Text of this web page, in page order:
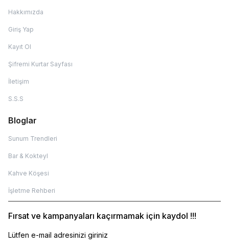
Hakkımızda
Giriş Yap
Kayıt Ol
Şifremi Kurtar Sayfası
İletişim
S.S.S
Bloglar
Sunum Trendleri
Bar & Kokteyl
Kahve Köşesi
İşletme Rehberi
Fırsat ve kampanyaları kaçırmamak için kaydol !!!
Lütfen e-mail adresinizi giriniz